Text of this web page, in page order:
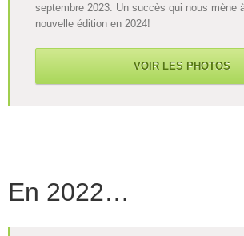
septembre 2023. Un succès qui nous mène
nouvelle édition en 2024!
VOIR LES PHOTOS
En 2022…